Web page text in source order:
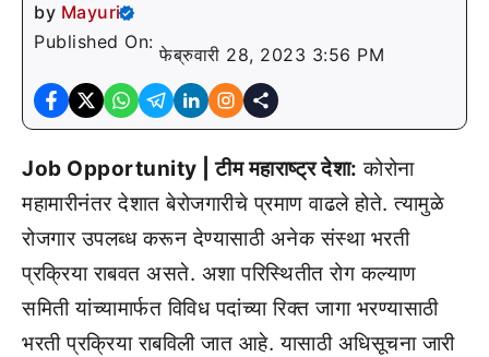
by Mayuri
Published On:
फेब्रुवारी 28, 2023 3:56 PM
Job Opportunity | टीम महाराष्ट्र देशा: कोरोना
महामारीनंतर देशात बेरोजगारीचे प्रमाण वाढले होते. त्यामुळे
रोजगार उपलब्ध करून देण्यासाठी अनेक संस्था भरती
प्रक्रिया राबवत असते. अशा परिस्थितीत रोग कल्याण
समिती यांच्यामार्फत विविध पदांच्या रिक्त जागा भरण्यासाठी
भरती प्रक्रिया राबविली जात आहे. यासाठी अधिसूचना जारी